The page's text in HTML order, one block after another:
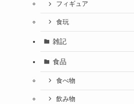
フィギュア
食玩
雑記
食品
食べ物
飲み物